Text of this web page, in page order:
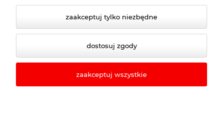
Newsletter
Podaj swój adres e-mail, jeżeli chcesz
zaakceptuj tylko niezbędne
dostosuj zgody
zaakceptuj wszystkie